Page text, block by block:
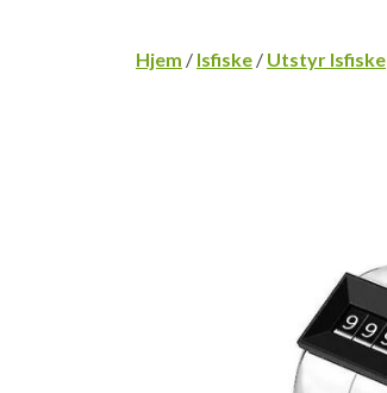
Hjem / Isfiske / Utstyr Isfiske